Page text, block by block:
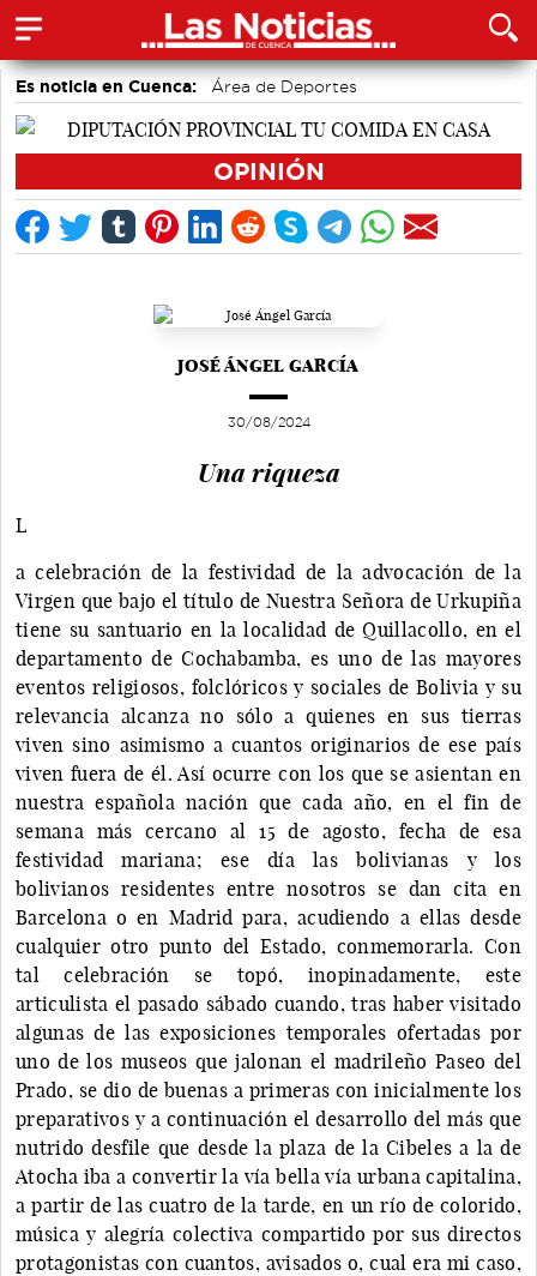
Es noticia en Cuenca:
Área de Deportes
Medio Ambiente
OPINIÓN
JOSÉ ÁNGEL GARCÍA
30/08/2024
Una riqueza
L
a celebración de la festividad de la advocación de la
Virgen que bajo el título de Nuestra Señora de Urkupiña
tiene su santuario en la localidad de Quillacollo, en el
departamento de Cochabamba, es uno de las mayores
eventos religiosos, folclóricos y sociales de Bolivia y su
relevancia alcanza no sólo a quienes en sus tierras
viven sino asimismo a cuantos originarios de ese país
viven fuera de él. Así ocurre con los que se asientan en
nuestra española nación que cada año, en el fin de
semana más cercano al 15 de agosto, fecha de esa
festividad mariana; ese día las bolivianas y los
bolivianos residentes entre nosotros se dan cita en
Barcelona o en Madrid para, acudiendo a ellas desde
cualquier otro punto del Estado, conmemorarla. Con
tal celebración se topó, inopinadamente, este
articulista el pasado sábado cuando, tras haber visitado
algunas de las exposiciones temporales ofertadas por
uno de los museos que jalonan el madrileño Paseo del
Prado, se dio de buenas a primeras con inicialmente los
preparativos y a continuación el desarrollo del más que
nutrido desfile que desde la plaza de la Cibeles a la de
Atocha iba a convertir la vía bella vía urbana capitalina,
a partir de las cuatro de la tarde, en un río de colorido,
música y alegría colectiva compartido por sus directos
protagonistas con cuantos, avisados o, cual era mi caso,